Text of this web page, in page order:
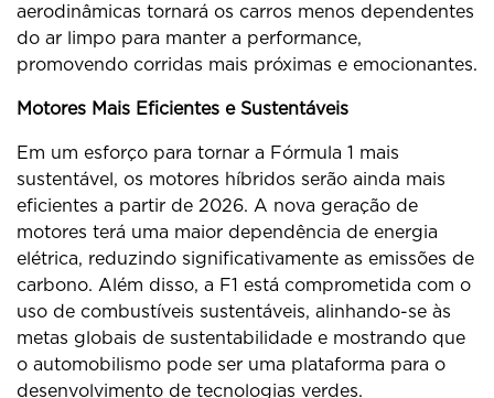
aerodinâmicas tornará os carros menos dependentes
do ar limpo para manter a performance,
promovendo corridas mais próximas e emocionantes.
Motores Mais Eficientes e Sustentáveis
Em um esforço para tornar a Fórmula 1 mais
sustentável, os motores híbridos serão ainda mais
eficientes a partir de 2026. A nova geração de
motores terá uma maior dependência de energia
elétrica, reduzindo significativamente as emissões de
carbono. Além disso, a F1 está comprometida com o
uso de combustíveis sustentáveis, alinhando-se às
metas globais de sustentabilidade e mostrando que
o automobilismo pode ser uma plataforma para o
desenvolvimento de tecnologias verdes.